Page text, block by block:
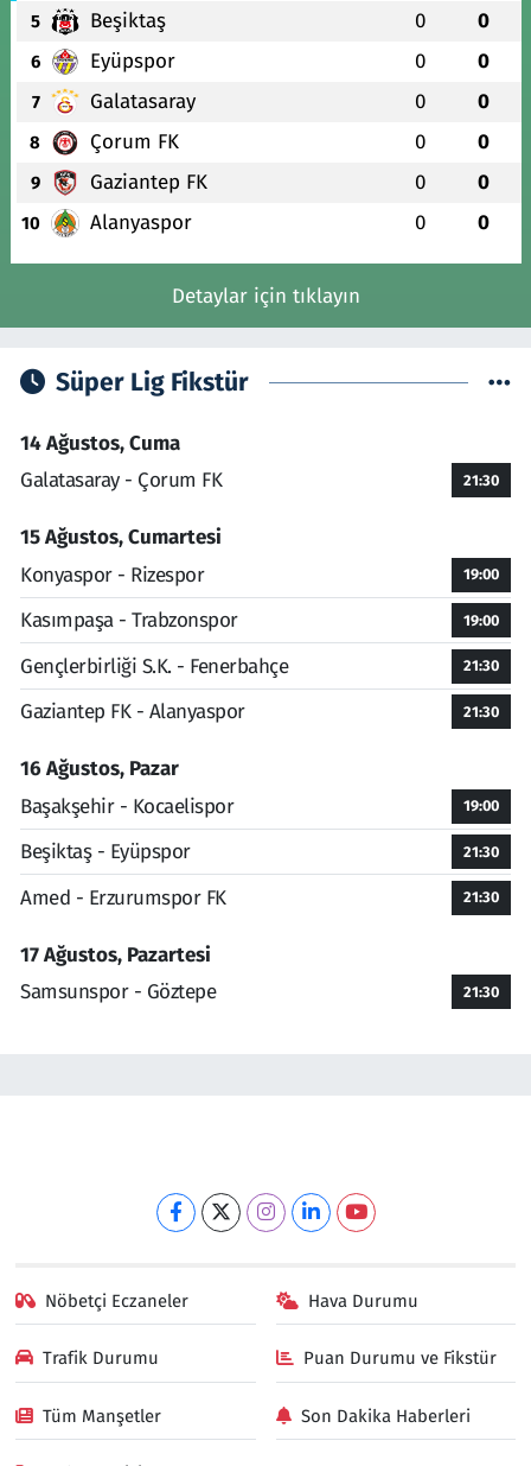
5 Beşiktaş 0 0
6 Eyüpspor 0 0
7 Galatasaray 0 0
8 Çorum FK 0 0
9 Gaziantep FK 0 0
10 Alanyaspor 0 0
Detaylar için tıklayın
Süper Lig Fikstür
14 Ağustos, Cuma
Galatasaray - Çorum FK
21:30
15 Ağustos, Cumartesi
Konyaspor - Rizespor
19:00
Kasımpaşa - Trabzonspor 19:00
Gençlerbirliği S.K. - Fenerbahçe 21:30
Gaziantep FK - Alanyaspor 21:30
16 Ağustos, Pazar
Başakşehir - Kocaelispor
19:00
Beşiktaş - Eyüpspor 21:30
Amed - Erzurumspor FK 21:30
17 Ağustos, Pazartesi
Samsunspor - Göztepe
21:30
Nöbetçi Eczaneler Hava Durumu
Trafik Durumu Puan Durumu ve Fikstür
Tüm Manşetler Son Dakika Haberleri